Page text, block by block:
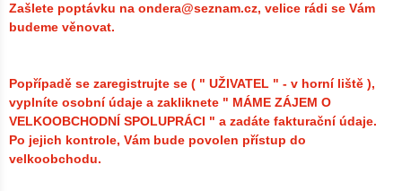
Zašlete poptávku na ondera@seznam.cz, velice rádi se Vám
budeme věnovat.
Popřípadě se zaregistrujte se ( " UŽIVATEL " - v horní liště ),
vyplníte osobní údaje a zakliknete " MÁME ZÁJEM O
VELKOOBCHODNÍ SPOLUPRÁCI " a zadáte fakturační údaje.
Po jejich kontrole, Vám bude povolen přístup do
velkoobchodu.